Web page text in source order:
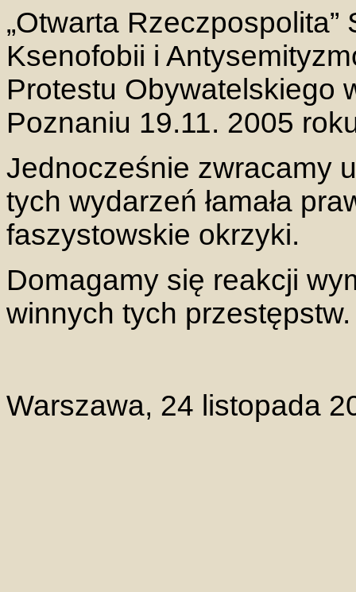
„Otwarta
Ksenofobii i
Protestu Obywatelskiego
Poznaniu 19.11. 2005
Jednocześnie zwracamy
tych wydarzeń łamała
faszystowskie okrzyki.
Domagamy się reakcji
winnych tych przestępstw.
Warszawa, 24 listopada